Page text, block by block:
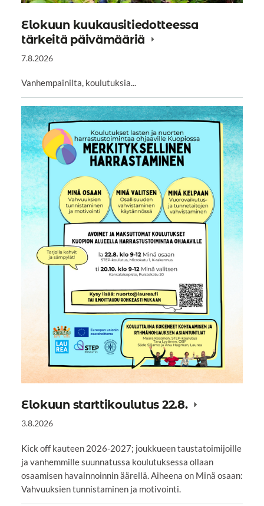
Elokuun kuukausitiedotteessa
tärkeitä päivämääriä
7.8.2026
Vanhempainilta, koulutuksia...
Elokuun starttikoulutus 22.8.
3.8.2026
Kick off kauteen 2026-2027; joukkueen taustatoimijoille
ja vanhemmille suunnatussa koulutuksessa ollaan
osaamisen havainnoinnin äärellä. Aiheena on Minä osaan:
Vahvuuksien tunnistaminen ja motivointi.